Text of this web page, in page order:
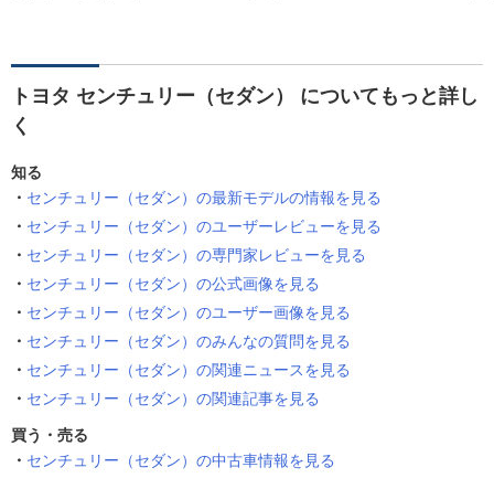
トヨタ センチュリー（セダン） についてもっと詳し
く
知る
センチュリー（セダン）の最新モデルの情報を見る
センチュリー（セダン）のユーザーレビューを見る
センチュリー（セダン）の専門家レビューを見る
センチュリー（セダン）の公式画像を見る
センチュリー（セダン）のユーザー画像を見る
センチュリー（セダン）のみんなの質問を見る
センチュリー（セダン）の関連ニュースを見る
センチュリー（セダン）の関連記事を見る
買う・売る
センチュリー（セダン）の中古車情報を見る